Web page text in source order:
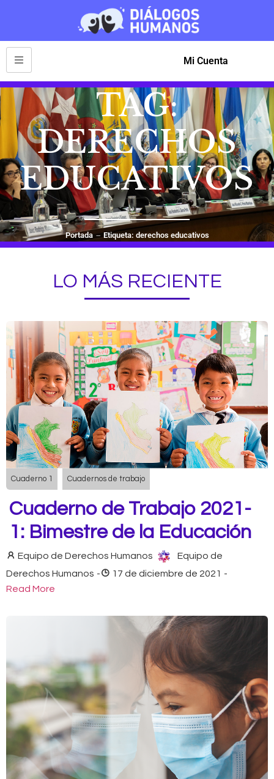
Mi Cuenta
TAG:
DERECHOS
EDUCATIVOS
Portada Etiqueta: derechos educativos
LO MÁS RECIENTE
Cuaderno 1 Cuadernos de trabajo
Cuaderno de Trabajo 2021-
1: Bimestre de la Educación
Equipo de Derechos Humanos
Equipo de
Derechos Humanos - 17 de diciembre de 2021 -
Read More